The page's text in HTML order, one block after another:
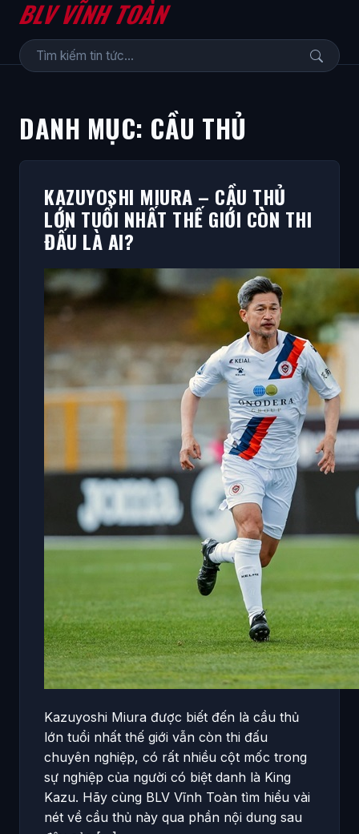
BLV VĨNH TOÀN
DANH MỤC: CẦU THỦ
KAZUYOSHI MIURA – CẦU THỦ
LỚN TUỔI NHẤT THẾ GIỚI CÒN THI
ĐẤU LÀ AI?
Kazuyoshi Miura được biết đến là cầu thủ
lớn tuổi nhất thế giới vẫn còn thi đấu
chuyên nghiệp, có rất nhiều cột mốc trong
sự nghiệp của người có biệt danh là King
Kazu. Hãy cùng BLV Vĩnh Toàn tìm hiểu vài
nét về cầu thủ này qua phần nội dung sau